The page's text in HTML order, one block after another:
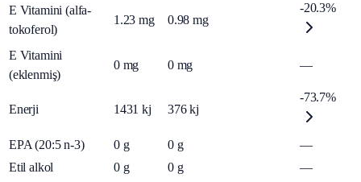
E Vitamini (alfa-
tokoferol)
1.23 mg 0.98 mg
-20.3%
E Vitamini
(eklenmiş)
0 mg 0 mg —
Enerji 1431 kj 376 kj
-73.7%
EPA (20:5 n-3) 0 g 0 g
—
Etil alkol
0 g 0 g —